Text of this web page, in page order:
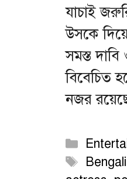
যাচাই
উসকে
সমস্ত
বিবেচিত
নজর
Tags